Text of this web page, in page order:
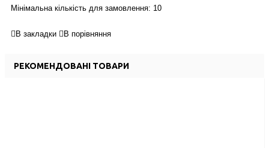
Мінімальна кількість для замовлення: 10
В закладки В порівняння
РЕКОМЕНДОВАНІ ТОВАРИ